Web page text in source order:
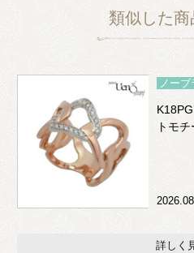
類似した商
ノーブ
トモチ
詳しく